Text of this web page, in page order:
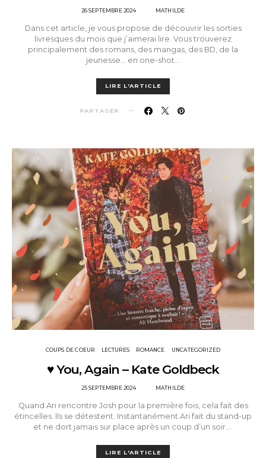
POSTED
26 SEPTEMBRE 2024 MATHILDE
Dans cet article, je vous propose de découvrir les sorties
livresques du mois que j’aimerai lire. Vous trouverez
principalement des romans, des mangas, des BD, de la
jeunesse… en one-shot…
LIRE L'ARTICLE
PARTAGER
COUPS DE COEUR LECTURES ROMANCE UNCATEGORIZED
♥ You, Again – Kate Goldbeck
POSTED
25 SEPTEMBRE 2024 MATHILDE
Quand Ari rencontre Josh pour la première fois, cela fait des
étincelles. Ils se détestent. Instantanément.Ari fait du stand-up
et ne dort jamais sur place après un coup d’un soir.…
LIRE L'ARTICLE